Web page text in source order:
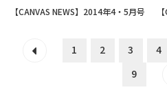
【CANVAS NEWS】2014年4・5月号
1 2 3 4
9